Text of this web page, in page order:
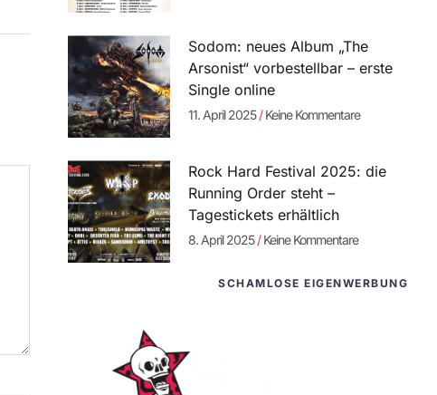
Sodom: neues Album „The
Arsonist“ vorbestellbar – erste
Single online
11. April 2025 Keine Kommentare
Rock Hard Festival 2025: die
Running Order steht –
Tagestickets erhältlich
8. April 2025 Keine Kommentare
SCHAMLOSE EIGENWERBUNG